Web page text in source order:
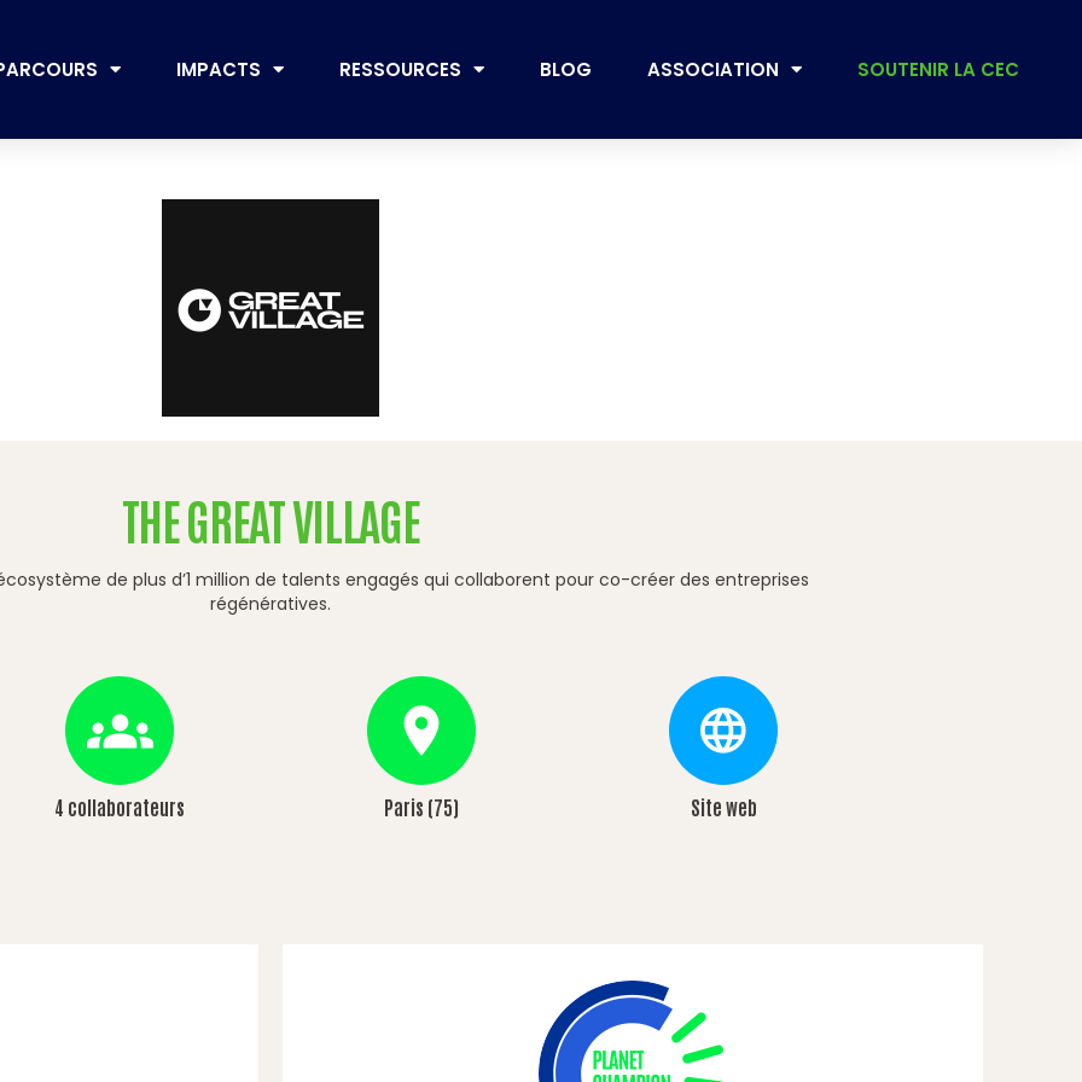
IMPACTS RESSOURCES BLOG ASSOCIATION SOUTENIR LA CEC
THE GREAT VILLAGE
de plus d’1 million de talents engagés qui collaborent pour co-créer des entreprises
régénératives.
4 collaborateurs Paris (75) Site web